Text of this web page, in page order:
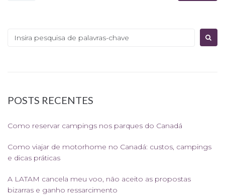
Procurar:
POSTS RECENTES
Como reservar campings nos parques do Canadá
Como viajar de motorhome no Canadá: custos, campings
e dicas práticas
A LATAM cancela meu voo, não aceito as propostas
bizarras e ganho ressarcimento